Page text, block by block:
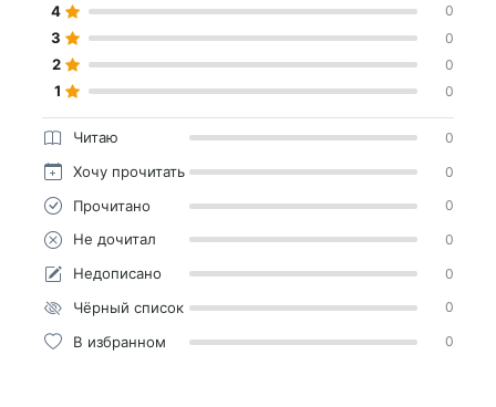
4 0
3 0
2 0
1 0
Читаю 0
Хочу прочитать 0
Прочитано 0
Не дочитал 0
Недописано 0
Чёрный список 0
В избранном 0